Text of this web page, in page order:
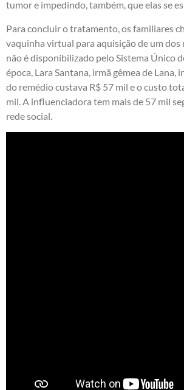
tumor e impedindo, também, que elas se
Para concluir o tratamento, os familiares
vaquinha virtual para aquisição de um dos
não é disponibilizado pelo Sistema Único
época, Lara Santana, irmã gêmea de Lana,
do remédio custava R$ 57 mil e o custo
mil. A influenciadora tem mais de 57 mil
rede social.